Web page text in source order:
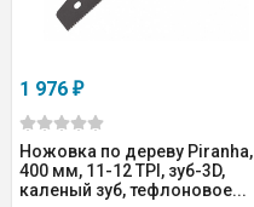
1 976 ₽
Ножовка по дереву Piranha,
400 мм, 11-12 TPI, зуб-3D,
каленый зуб, тефлоновое...